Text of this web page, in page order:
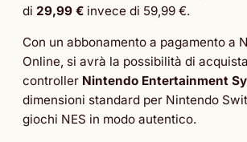
di 29,99 € invece di 59,99 €.
Con un abbonamento a pagamento a
Online, si avrà la possibilità di
controller Nintendo Entertainment
dimensioni standard per Nintendo
giochi NES in modo autentico.